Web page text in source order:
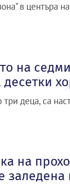
в центъра
на
деца, са
на